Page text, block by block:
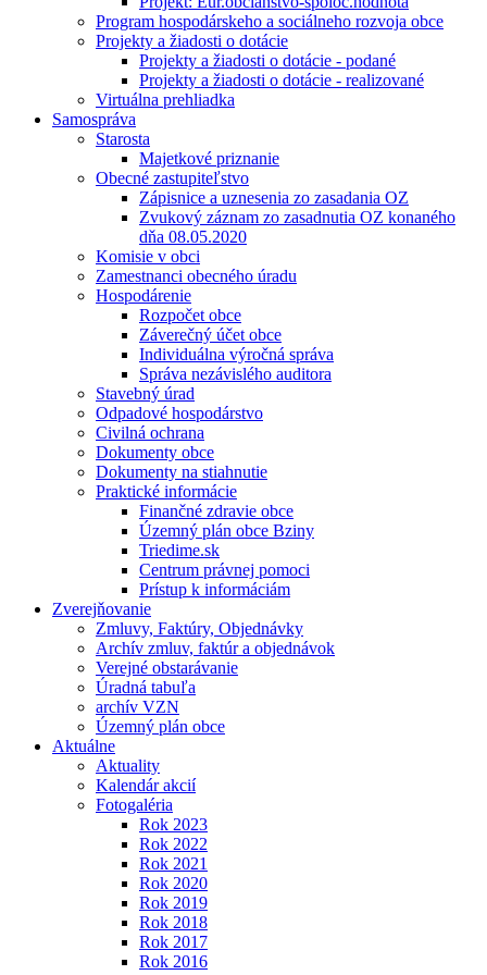
Program hospodárskeho a sociálneho rozvoja obce
Projekty a žiadosti o dotácie
Projekty a žiadosti o dotácie - podané
Projekty a žiadosti o dotácie - realizované
Virtuálna prehliadka
Samospráva
Starosta
Majetkové priznanie
Obecné zastupiteľstvo
Zápisnice a uznesenia zo zasadania OZ
Zvukový záznam zo zasadnutia OZ konaného
dňa 08.05.2020
Komisie v obci
Zamestnanci obecného úradu
Hospodárenie
Rozpočet obce
Záverečný účet obce
Individuálna výročná správa
Správa nezávislého auditora
Stavebný úrad
Odpadové hospodárstvo
Civilná ochrana
Dokumenty obce
Dokumenty na stiahnutie
Praktické informácie
Finančné zdravie obce
Územný plán obce Bziny
Triedime.sk
Centrum právnej pomoci
Prístup k informáciám
Zverejňovanie
Zmluvy, Faktúry, Objednávky
Archív zmluv, faktúr a objednávok
Verejné obstarávanie
Úradná tabuľa
archív VZN
Územný plán obce
Aktuálne
Aktuality
Kalendár akcií
Fotogaléria
Rok 2023
Rok 2022
Rok 2021
Rok 2020
Rok 2019
Rok 2018
Rok 2017
Rok 2016